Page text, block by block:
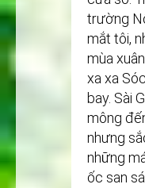
trường
mắt tôi,
mùa
xa xa
bay. Sài
mông
nhưng
những
ốc san